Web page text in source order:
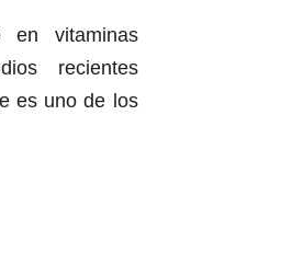
vitaminas
recientes
es uno de los